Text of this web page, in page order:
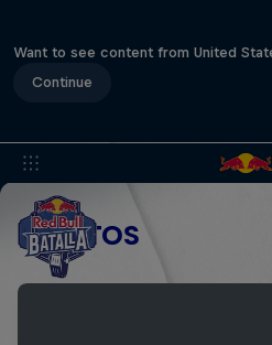
Want to see content from United
Continue
EVENTOS